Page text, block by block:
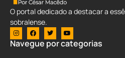
O portal dedicado a destacar a
sobralense.
Navegue por categorias